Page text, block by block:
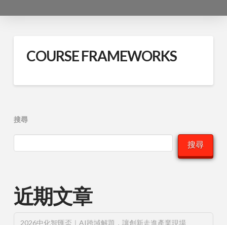
COURSE FRAMEWORKS
搜尋
搜尋
近期文章
2026中化智匯盃｜AI跨域解題，讓創新走進產業現場